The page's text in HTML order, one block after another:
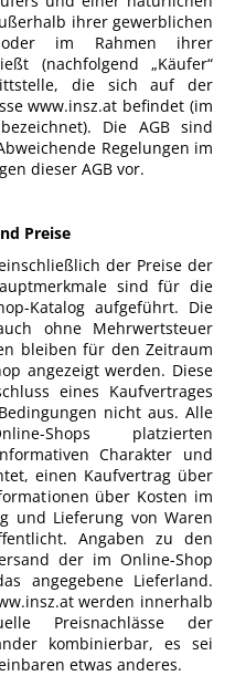
ihrer gewerblichen
im Rahmen ihrer
(nachfolgend „Käufer“
die sich auf der
www.insz.at befindet (im
Die AGB sind
Regelungen im
dieser AGB vor.
Preise
der Preise der
sind für die
Katalog aufgeführt. Die
ohne Mehrwertsteuer
bleiben für den Zeitraum
angezeigt werden. Diese
eines Kaufvertrages
nicht aus. Alle
Shops platzierten
Charakter und
einen Kaufvertrag über
über Kosten im
und Lieferung von Waren
Angaben zu den
der im Online-Shop
angegebene Lieferland.
werden innerhalb
Preisnachlässe der
kombinierbar, es sei
etwas anderes.